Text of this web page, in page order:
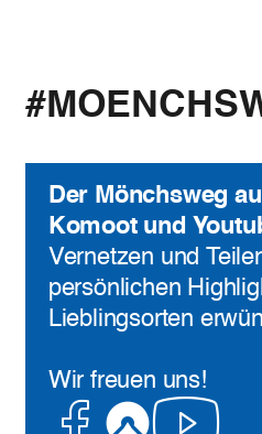
Der Mönchsweg
Komoot und
Vernetzen und
persönlichen
Lieblingsorten
Wir freuen uns!
Facebook
KomootYoutube